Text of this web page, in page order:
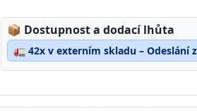
📦 Lagerstatus:
Dostupnost a dodací lhůta
🚛 42x v externím skladu – Odeslání